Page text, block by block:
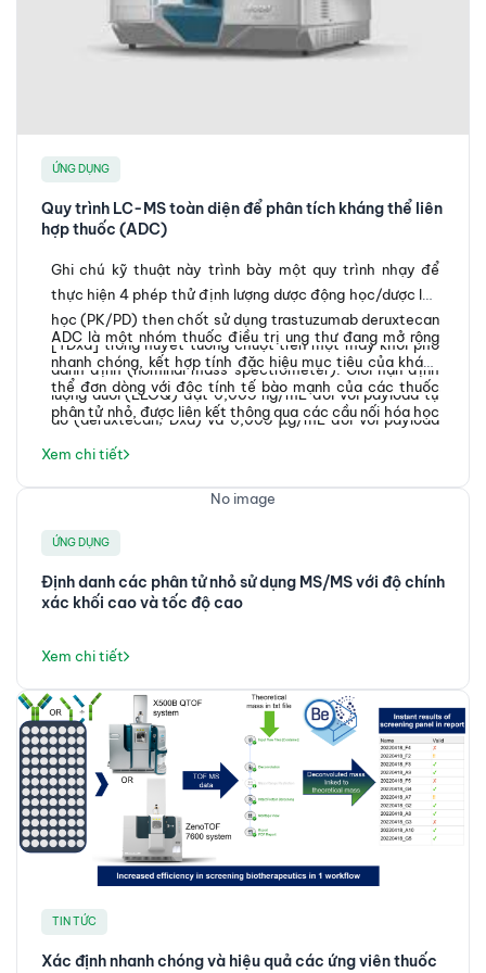
ỨNG DỤNG
Quy trình LC-MS toàn diện để phân tích kháng thể liên
hợp thuốc (ADC)
Ghi chú kỹ thuật này trình bày một quy trình nhạy để
thực hiện 4 phép thử định lượng dược động học/dược lực
học (PK/PD) then chốt sử dụng trastuzumab deruxtecan
[TDxd] trong huyết tương chuột trên một máy khối phổ
danh định (nominal mass spectrometer). Giới hạn định
lượng dưới (LLOQ) đạt 0,005 ng/mL đối với payload tự
do (deruxtecan; Dxd) và 0,005 µg/mL đối với payload
liên hợp, tổng kháng thể và định lượng ADC.
ADC là một nhóm thuốc điều trị ung thư đang mở rộng
nhanh chóng, kết hợp tính đặc hiệu mục tiêu của kháng
thể đơn dòng với độc tính tế bào mạnh của các thuốc
phân tử nhỏ, được liên kết thông qua các cầu nối hóa học
phép thử phân tích sinh học chính, cụ thể là: payload tự
do, tổng kháng thể và ADC. Mỗi phép thử này cung cấp
những hiểu biết độc đáo về hành vi của ADC, cho phép
đánh giá PK/PD toàn diện. Độ nhạy và hiệu suất định
cho phép đánh giá chính xác và kỹ lưỡng về độ ổn định,
độ an toàn và hiệu quả điều trị của thuốc.
Xem chi tiết
No image
ỨNG DỤNG
Định danh các phân tử nhỏ sử dụng MS/MS với độ chính
xác khối cao và tốc độ cao
Xem chi tiết
TIN TỨC
Xác định nhanh chóng và hiệu quả các ứng viên thuốc